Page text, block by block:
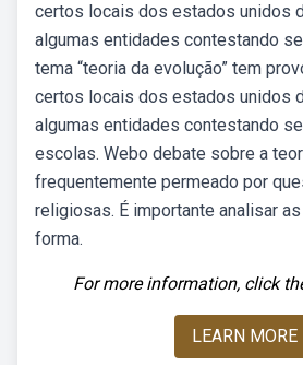
certos locais dos estados unidos
algumas entidades contestando
tema “teoria da evolução” tem
certos locais dos estados unidos
algumas entidades contestando
escolas. Webo debate sobre a
frequentemente permeado por
religiosas. É importante analisar
forma.
For more information, click
LEARN MORE